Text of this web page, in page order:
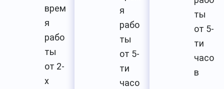
врем
я
рабо
ты
от 2-
х
я
рабо
ты
от 5-
ти
часо
ты
от 5-
ти
часо
в